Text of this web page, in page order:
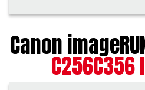
Canon